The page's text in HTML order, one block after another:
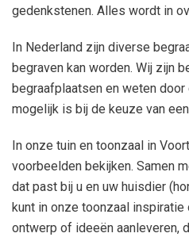
gedenkstenen. Alles wordt in
In Nederland zijn diverse
begraven kan worden. Wij zijn
begraafplaatsen en weten
mogelijk is bij de keuze van
In onze tuin en toonzaal in
voorbeelden bekijken. Samen
dat past bij u en uw huisdier
kunt in onze toonzaal
ontwerp of ideeën aanleveren,